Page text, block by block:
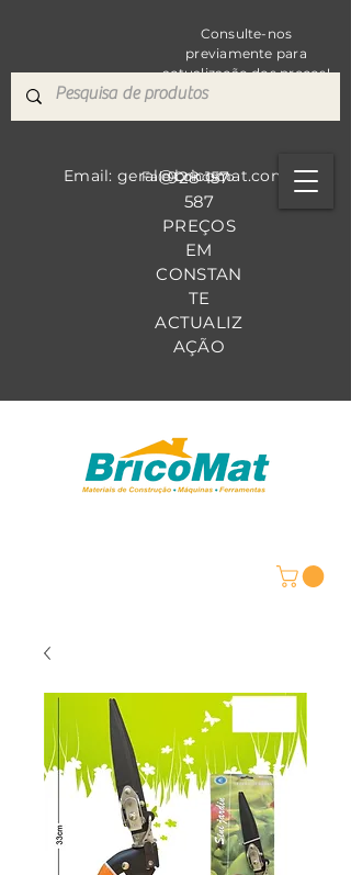
Consulte-nos
previamente para
actualização dos preços!
928 157
587
PREÇOS
EM
CONSTAN
TE
ACTUALIZ
AÇÃO
Fale Conosco
Email: geral@bricomat.com